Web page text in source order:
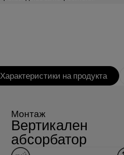
Характеристики на продукта
Монтаж
Вертикален
абсорбатор